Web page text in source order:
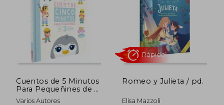
Cuentos de 5 Minutos
Para Pequeñines de 3
Años
Varios Autores
Romeo y Julieta / pd.
Elisa Mazzoli